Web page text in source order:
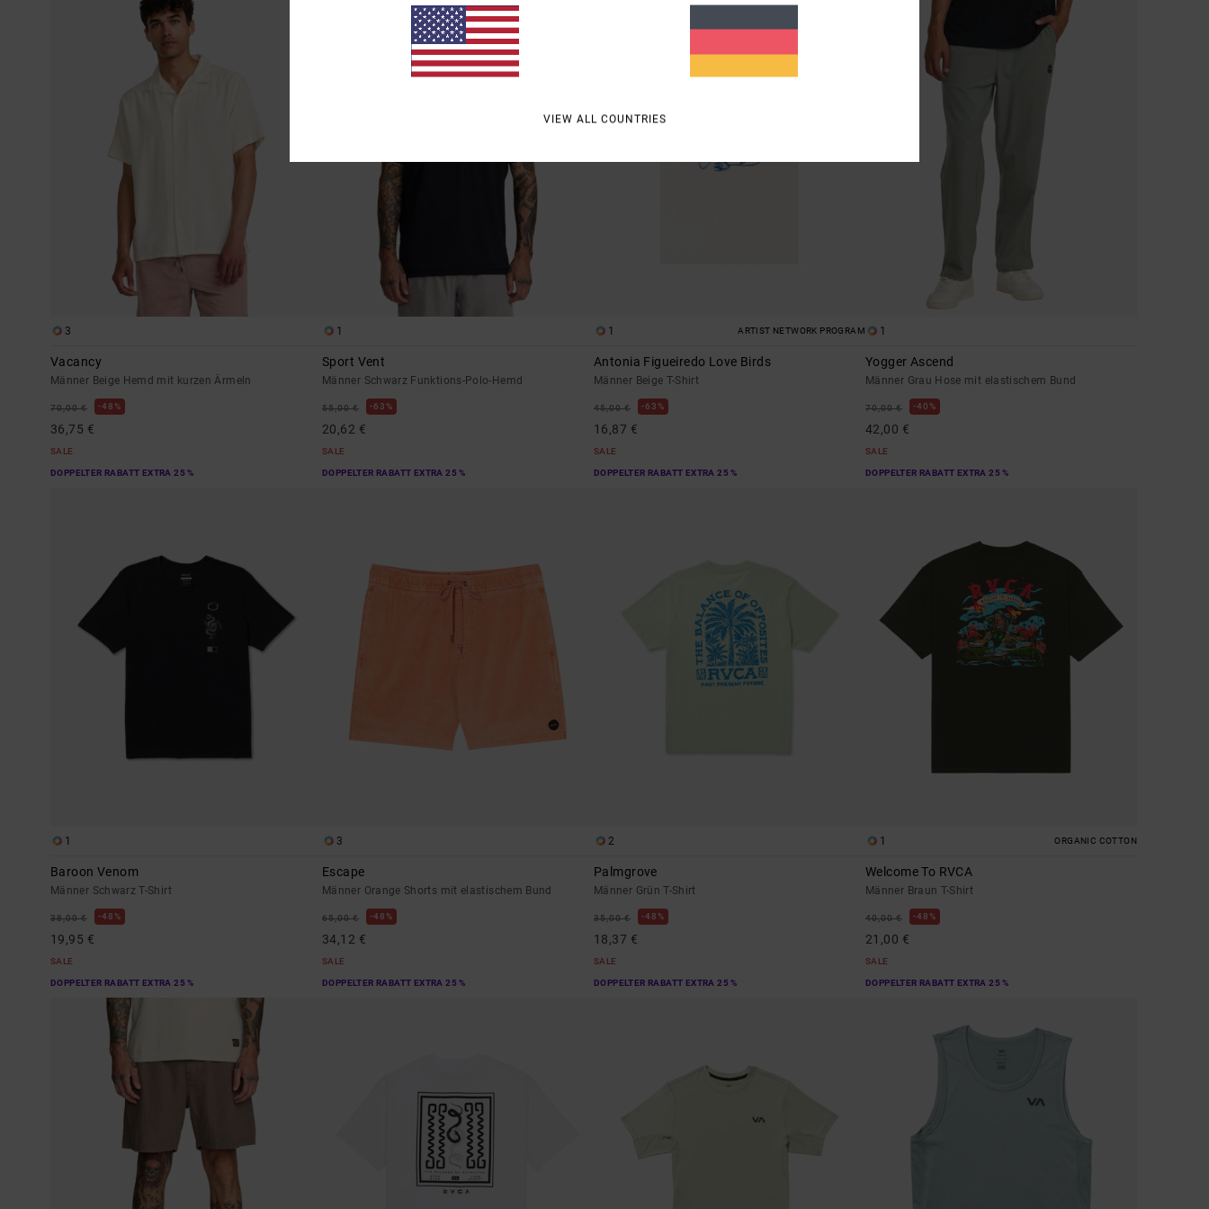
3
Vacancy
Männer Beige Hemd mit kurzen Ärmeln
70,00 € 48%
36,75 €
SALE
DOPPELTER RABATT EXTRA 25 %
1
Sport Vent
Männer Schwarz Funktions-Polo-Hemd
55,00 € 63%
20,62 €
SALE
DOPPELTER RABATT EXTRA 25 %
1 ARTIST NETWORK PROGRAM
Antonia Figueiredo Love Birds
Männer Beige T-Shirt
45,00 € 63%
16,87 €
SALE
DOPPELTER RABATT EXTRA 25 %
1
Yogger Ascend
Männer Grau Hose mit elastischem Bund
70,00 € 40%
42,00 €
SALE
DOPPELTER RABATT EXTRA 25 %
1
Baroon Venom
Männer Schwarz T-Shirt
38,00 € 48%
19,95 €
SALE
DOPPELTER RABATT EXTRA 25 %
3
Escape
Männer Orange Shorts mit elastischem Bund
65,00 € 48%
34,12 €
SALE
DOPPELTER RABATT EXTRA 25 %
2
Palmgrove
Männer Grün T-Shirt
35,00 € 48%
18,37 €
SALE
DOPPELTER RABATT EXTRA 25 %
1 ORGANIC COTTON
Welcome To RVCA
Männer Braun T-Shirt
40,00 € 48%
21,00 €
SALE
DOPPELTER RABATT EXTRA 25 %
VIEW ALL COUNTRIES